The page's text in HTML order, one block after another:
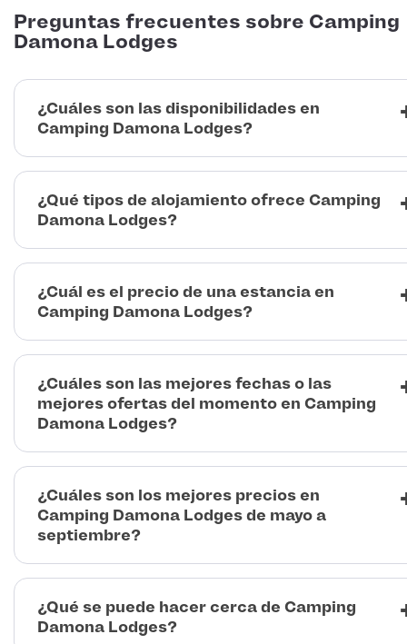
Preguntas frecuentes sobre Camping
Damona Lodges
¿Cuáles son las disponibilidades en
Camping Damona Lodges?
¿Qué tipos de alojamiento ofrece Camping
Damona Lodges?
¿Cuál es el precio de una estancia en
Camping Damona Lodges?
¿Cuáles son las mejores fechas o las
mejores ofertas del momento en Camping
Damona Lodges?
¿Cuáles son los mejores precios en
Camping Damona Lodges de mayo a
septiembre?
¿Qué se puede hacer cerca de Camping
Damona Lodges?